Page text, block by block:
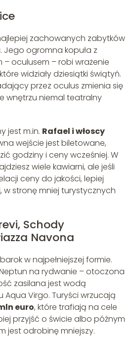
zachowanych zabytków
Jego ogromna kopuła z
oculusem – robi wrażenie
widziały dziesiątki świątyń.
przez oculus zmienia się
wnętrzu niemal teatralny
jest m.in. Rafael i włoscy
wejście jest biletowane,
godziny i ceny wcześniej. W
wiele kawiarni, ale jeśli
ceny do jakości, lepiej
w stronę mniej turystycznych
Schody
Navona
w najpełniejszej formie.
na rydwanie – otoczona
zasilana jest wodą
Virgo. Turyści wrzucają
euro, które trafiają na cele
przyjść o świcie albo późnym
jest odrobinę mniejszy.